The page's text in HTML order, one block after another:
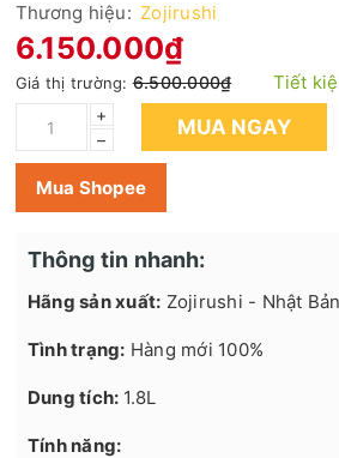
Thương hiệu: Zojirushi
6.150.000₫
Giá thị trường:6.500.000₫ Tiết
+
–
MUA NGAY
Mua Shopee
Thông tin nhanh:
Hãng sản xuất: Zojirushi - Nhật Bản
Tình trạng: Hàng mới 100%
Dung tích: 1.8L
Tính năng: